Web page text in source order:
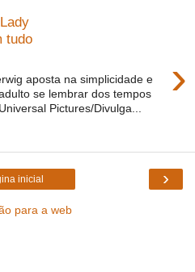
tudo
›
aposta na simplicidade e
se lembrar dos tempos
Pictures/Divulga...
›
inicial
para a web